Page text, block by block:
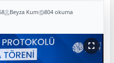
Beyza Kum 804 okuma